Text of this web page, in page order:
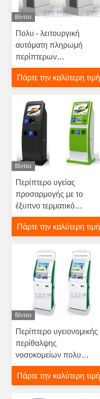
Βίντεο
Πολυ - λειτουργική
αυτόματη πληρωμή
περίπτερων
υγειονομικής
περίθαλψης με το
περίπτερων 58mm
Πάρτε την καλύτερη τιμή
Βίντεο
Περίπτερο υγείας
προσαρμογής με το
έξυπνο τερματικό
πληρωμής αναγνωστών
χοανών, χρημάτων ή
Πάρτε την καλύτερη τιμή
Βίντεο
Περίπτερο υγειονομικής
περίθαλψης
νοσοκομείων πολυ
υπέρυθρη οθόνη αφής
19 ίντσας με το μαξιλάρι
Πάρτε την καλύτερη τιμή